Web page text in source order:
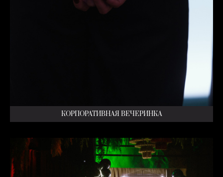
КОРПОРАТИВНАЯ ВЕЧЕРИНКА